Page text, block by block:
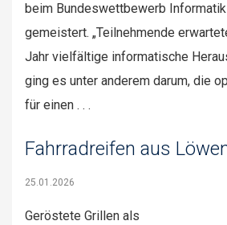
beim Bundeswettbewerb
gemeistert. „Teilnehmende
Jahr vielfältige informatische
ging es unter anderem darum, die
für einen . . .
Fahrradreifen aus
25.01.2026
Geröstete Grillen als